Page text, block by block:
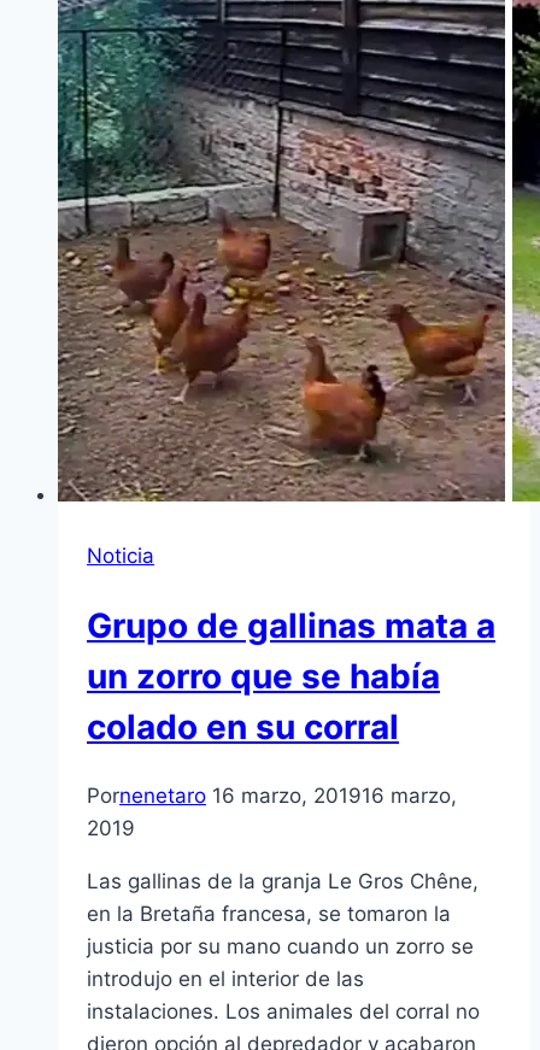
Noticia
Grupo de gallinas mata a
un zorro que se había
colado en su corral
Pornenetaro 16 marzo, 201916 marzo,
2019
Las gallinas de la granja Le Gros Chêne,
en la Bretaña francesa, se tomaron la
justicia por su mano cuando un zorro se
introdujo en el interior de las
instalaciones. Los animales del corral no
dieron opción al depredador y acabaron